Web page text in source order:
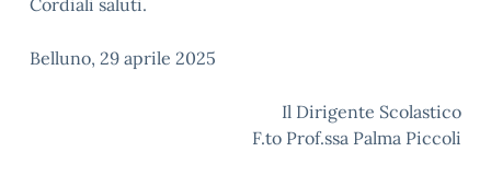
Cordiali saluti.
Belluno, 29 aprile 2025
Il Dirigente Scolastico
F.to Prof.ssa Palma Piccoli